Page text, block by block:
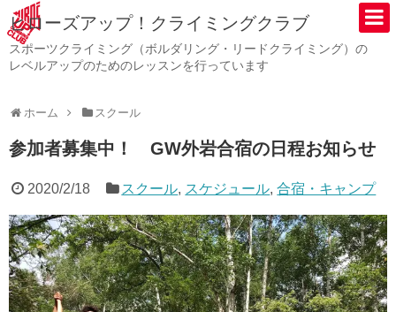
ヒローズアップ！クライミングクラブ
スポーツクライミング（ボルダリング・リードクライミング）の
レベルアップのためのレッスンを行っています
ホーム スクール
参加者募集中！ GW外岩合宿の日程お知らせ
2020/2/18 スクール, スケジュール,合宿・キャンプ